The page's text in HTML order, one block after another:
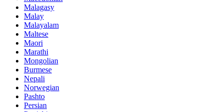
Malagasy
Malay
Malayalam
Maltese
Maori
Marathi
Mongolian
Burmese
Nepali
Norwegian
Pashto
Persian